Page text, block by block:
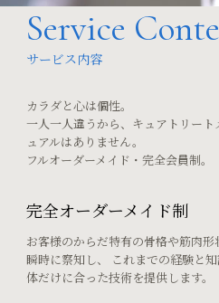
Service
サービス内容
カラダと心は個性。
一人一人違うから、キュアトリー
ュアルはありません。
フルオーダーメイド・完全会員制。
完全オーダーメイド制
お客様のからだ特有の骨格や筋肉
瞬時に察知し、
これまでの経験と
体だけに合った技術を提供します。